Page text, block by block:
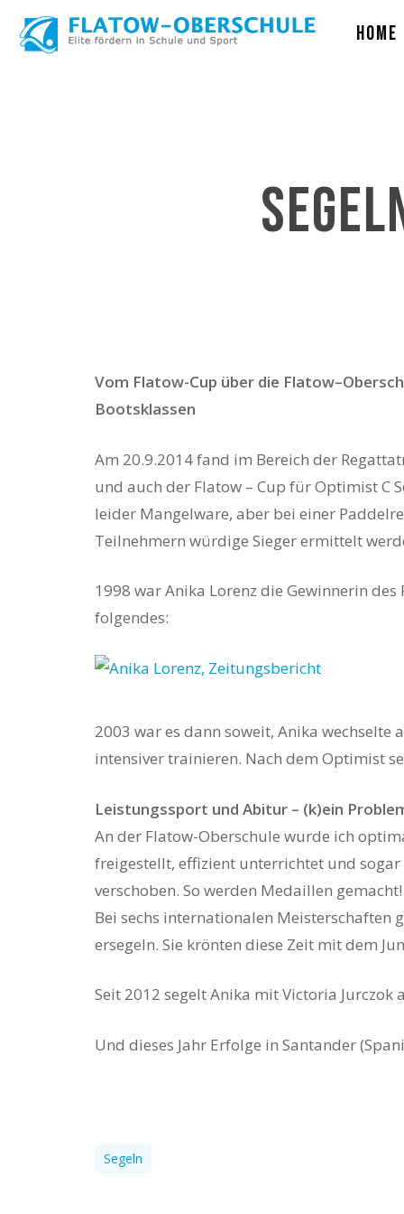
Hit enter to search or ESC to close
Home
Vom Flatow-Cup über die
Bootsklassen
Am 20.9.2014 fand im Bereich der
und auch der Flatow – Cup für Optimist C
leider Mangelware, aber bei einer
Teilnehmern würdige Sieger ermittelt
1998 war Anika Lorenz die Gewinnerin
folgendes:
2003 war es dann soweit, Anika
intensiver trainieren. Nach dem Optimist
Leistungssport und Abitur – (k)ein
An der Flatow-Oberschule wurde ich
freigestellt, effizient unterrichtet und
verschoben. So werden Medaillen gemacht!
Bei sechs internationalen Meisterschaften
ersegeln. Sie krönten diese Zeit mit dem
Seit 2012 segelt Anika mit Victoria Jurczok
Und dieses Jahr Erfolge in Santander
Segeln